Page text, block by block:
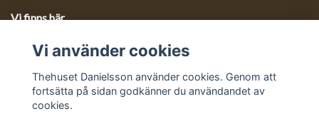
Vi finns här
Mejla oss så svarar vi så fort vi kan!
Vi använder cookies
Thehuset Danielsson använder cookies. Genom att
fortsätta på sidan godkänner du användandet av
cookies.